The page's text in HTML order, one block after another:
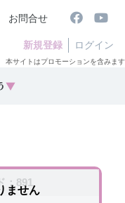
お問合せ
新規登録 ログイン
本サイトはプロモーションを含みます
▼
：891
ません